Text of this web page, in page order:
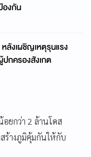
องกัน
ลังเผชิญเหตุรุนแรง
กครองสังเกต
อยกว่า 2 ล้านโดส
ร้างภูมิคุ้มกันให้กับ